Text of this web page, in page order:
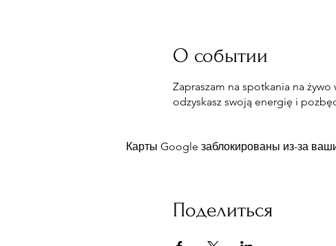
О событии
Zapraszam na spotkania na
odzyskasz swoją energię i
Карты Google заблокированы из-за
Поделиться